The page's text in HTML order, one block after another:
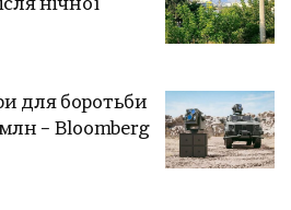
нічної
для боротьби
– Bloomberg